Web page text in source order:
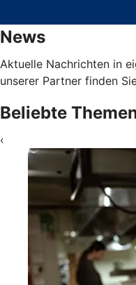
News
Aktuelle Nachrichten in
unserer Partner finden
Beliebte
‹